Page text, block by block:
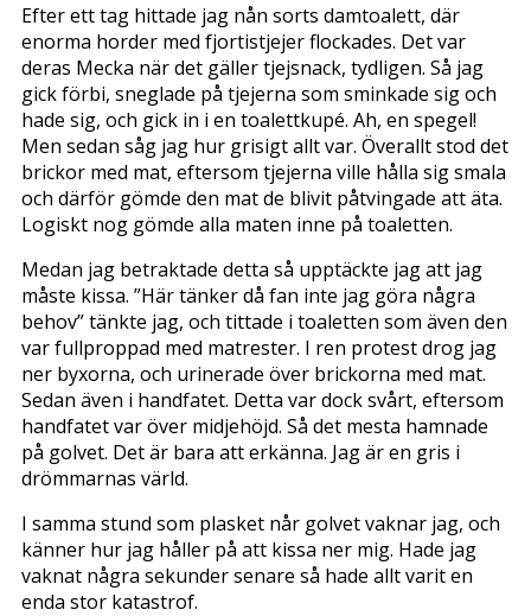
Efter ett tag hittade jag nån sorts damtoalett, där
enorma horder med fjortistjejer flockades. Det var
deras Mecka när det gäller tjejsnack, tydligen. Så jag
gick förbi, sneglade på tjejerna som sminkade sig och
hade sig, och gick in i en toalettkupé. Ah, en spegel!
Men sedan såg jag hur grisigt allt var. Överallt stod det
brickor med mat, eftersom tjejerna ville hålla sig smala
och därför gömde den mat de blivit påtvingade att äta.
Logiskt nog gömde alla maten inne på toaletten.
Medan jag betraktade detta så upptäckte jag att jag
måste kissa. ”Här tänker då fan inte jag göra några
behov” tänkte jag, och tittade i toaletten som även den
var fullproppad med matrester. I ren protest drog jag
ner byxorna, och urinerade över brickorna med mat.
Sedan även i handfatet. Detta var dock svårt, eftersom
handfatet var över midjehöjd. Så det mesta hamnade
på golvet. Det är bara att erkänna. Jag är en gris i
drömmarnas värld.
I samma stund som plasket når golvet vaknar jag, och
känner hur jag håller på att kissa ner mig. Hade jag
vaknat några sekunder senare så hade allt varit en
enda stor katastrof.